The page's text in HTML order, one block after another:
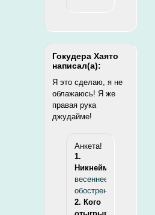
Гокудера Хаято
написал(а):
Я это сделаю, я не
облажаюсь! Я же
правая рука
джудайме!
Анкета!
1.
Никнейм:
весеннее
обострение
2. Кого